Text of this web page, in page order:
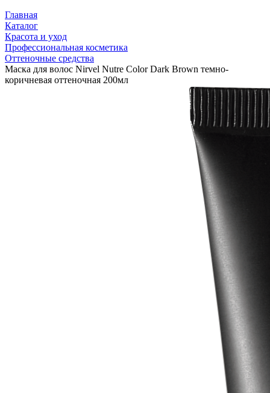
Главная
Каталог
Красота и уход
Профессиональная косметика
Оттеночные средства
Маска для волос Nirvel Nutre Color Dark Brown темно-
коричневая оттеночная 200мл